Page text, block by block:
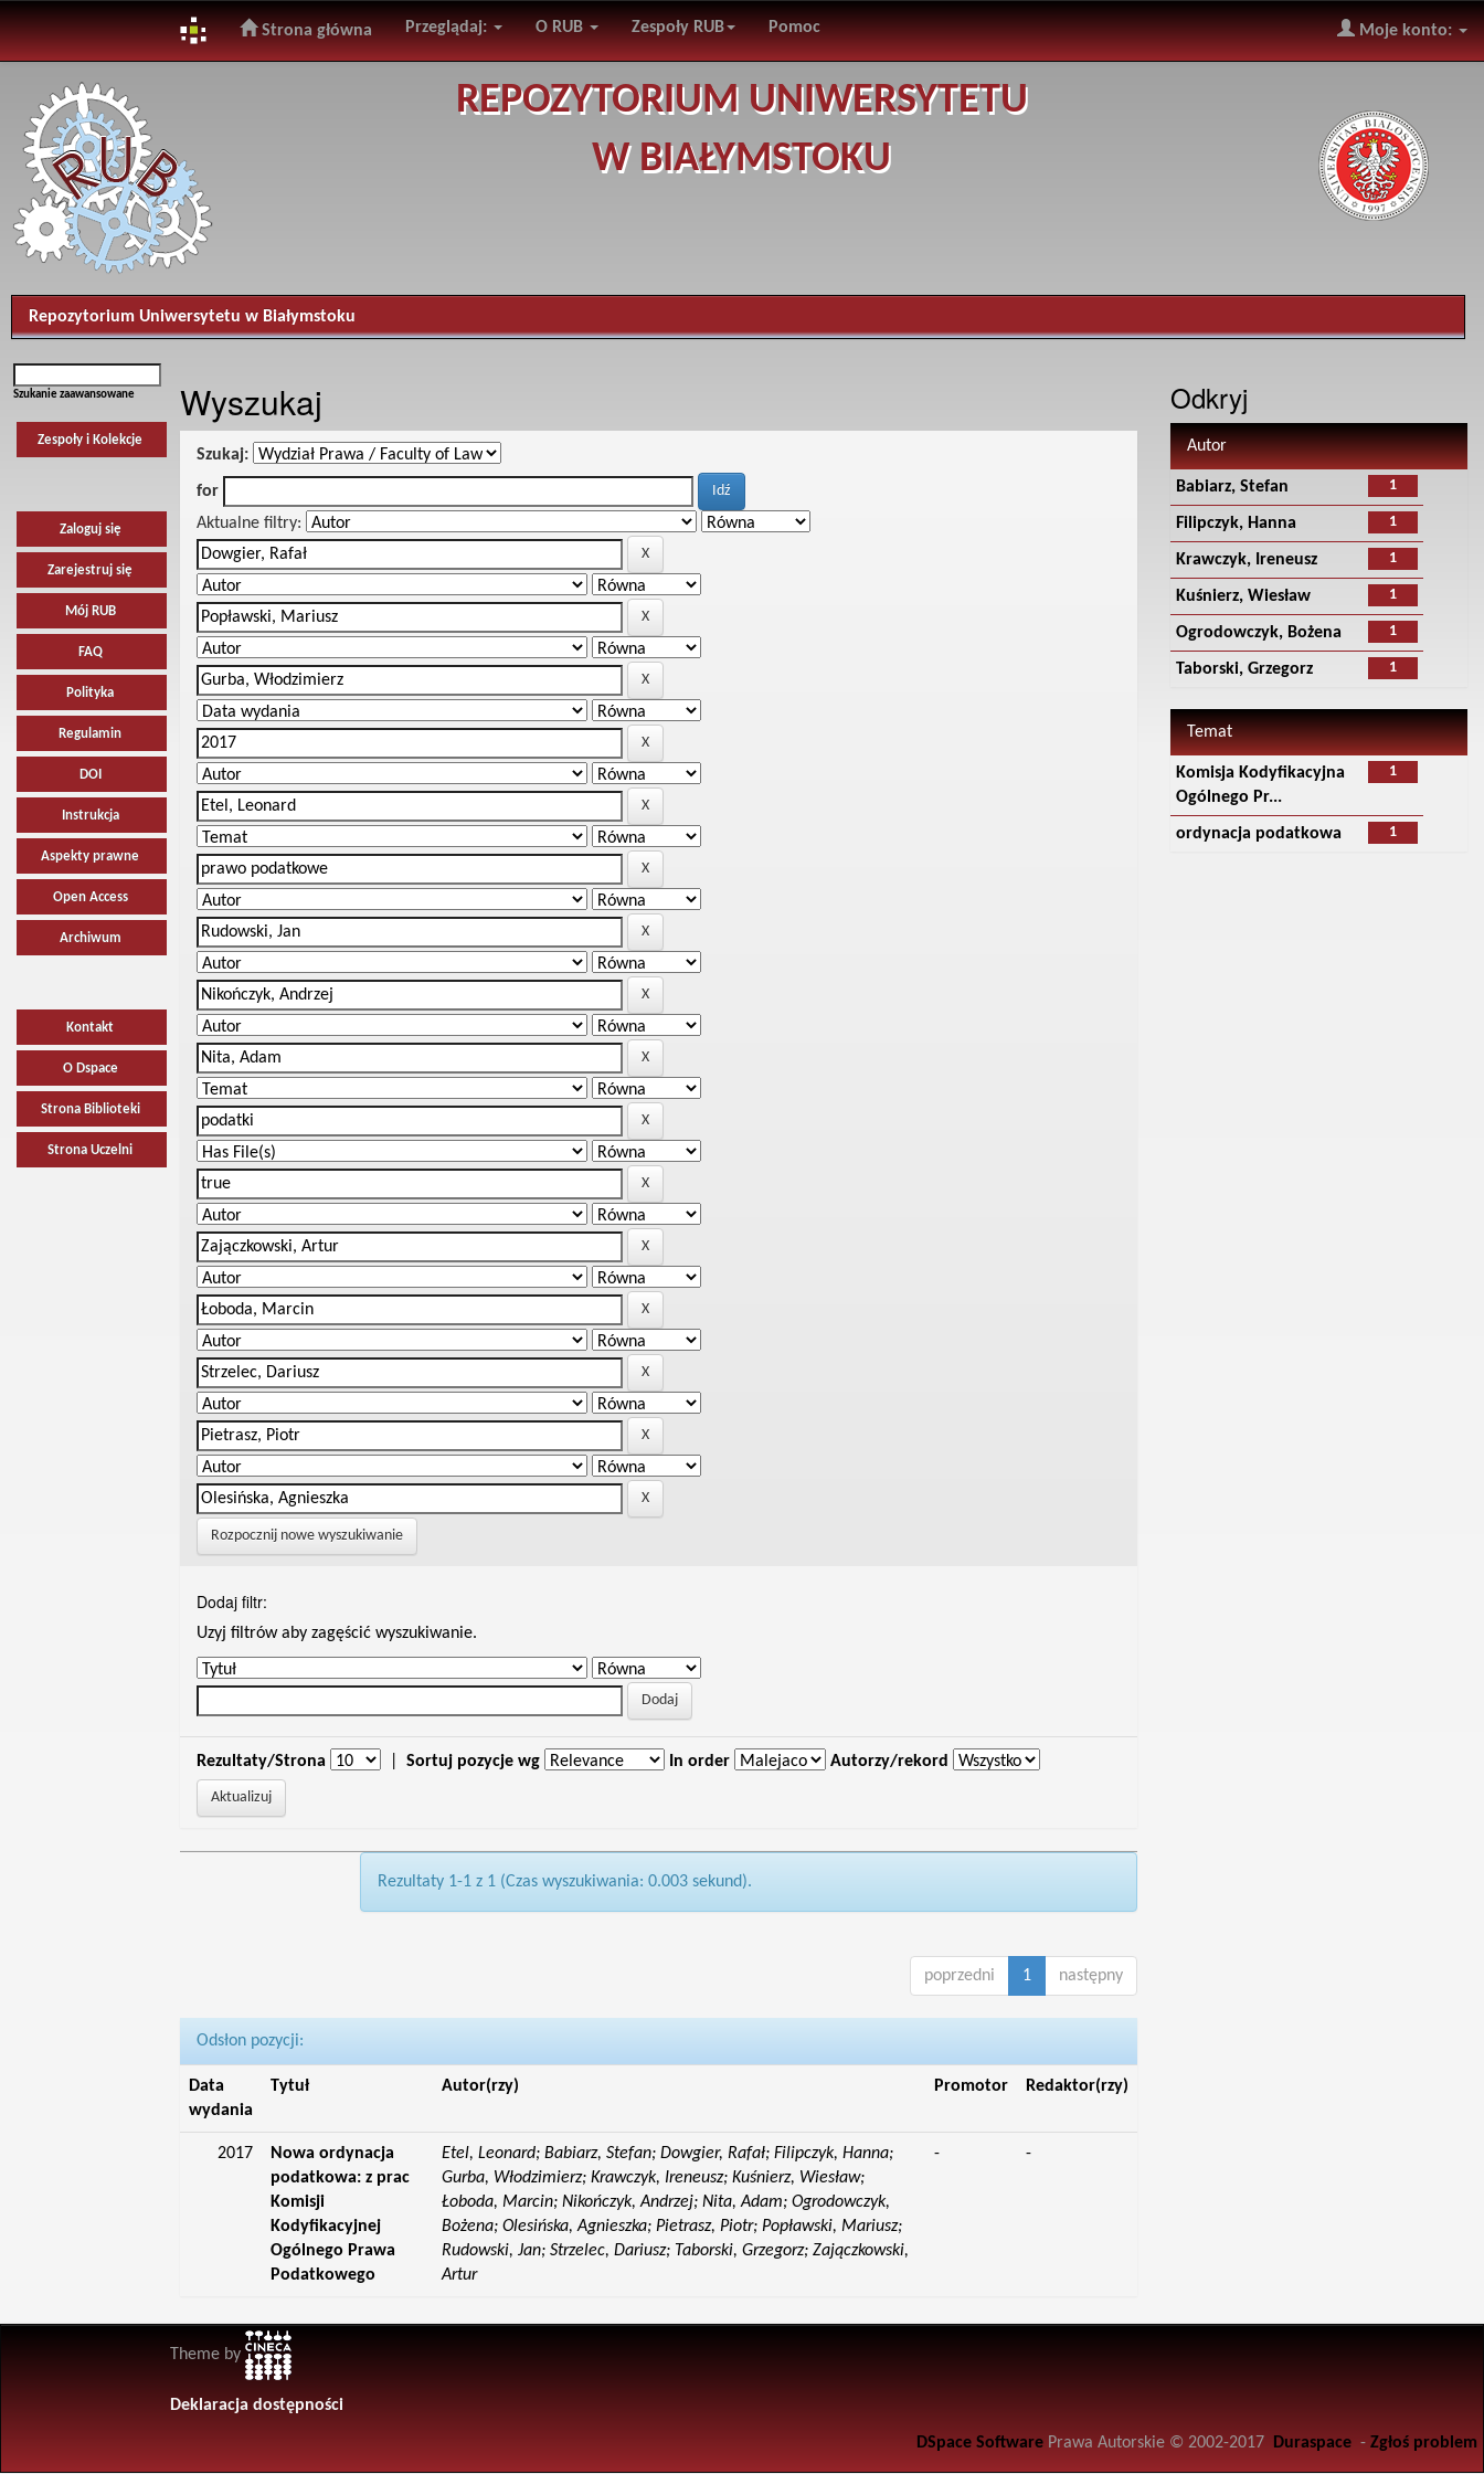
navigation
Strona główna Przeglądaj: O RUB Zespoły RUB Pomoc Moje konto:
REPOZYTORIUM UNIWERSYTETU
W BIAŁYMSTOKU
Repozytorium Uniwersytetu w Białymstoku
Szukanie zaawansowane
Zespoły i Kolekcje
Zaloguj się
Zarejestruj się
Mój RUB
FAQ
Polityka
Regulamin
DOI
Instrukcja
Aspekty prawne
Open Access
Archiwum
Kontakt
O Dspace
Strona Biblioteki
Strona Uczelni
Wyszukaj
Szukaj:
for
Aktualne filtry:
Rozpocznij nowe wyszukiwanie
Dodaj filtr:
Uzyj filtrów aby zagęścić wyszukiwanie.
Rezultaty/Strona Sortuj pozycje wg In order Autorzy/rekord
Rezultaty 1-1 z 1 (Czas wyszukiwania: 0.003 sekund).
poprzedni 1 następny
Odsłon pozycji:
Data
wydania
Tytuł Autor(rzy) Promotor Redaktor(rzy)
2017
Nowa ordynacja
podatkowa: z prac
Komisji
Kodyfikacyjnej
Ogólnego Prawa
Podatkowego
Etel, Leonard; Babiarz, Stefan; Dowgier, Rafał; Filipczyk, Hanna;
Gurba, Włodzimierz; Krawczyk, Ireneusz; Kuśnierz, Wiesław;
Łoboda, Marcin; Nikończyk, Andrzej; Nita, Adam; Ogrodowczyk,
Bożena; Olesińska, Agnieszka; Pietrasz, Piotr; Popławski, Mariusz;
Rudowski, Jan; Strzelec, Dariusz; Taborski, Grzegorz; Zajączkowski,
Artur
- -
Odkryj
Autor
1
Babiarz, Stefan
1
Filipczyk, Hanna
1
Krawczyk, Ireneusz
1
Kuśnierz, Wiesław
1
Ogrodowczyk, Bożena
1
Taborski, Grzegorz
Temat
1
Komisja Kodyfikacyjna
Ogólnego Pr...
1
ordynacja podatkowa
Theme by
Deklaracja dostępności
DSpace Software Prawa Autorskie © 2002-2017 Duraspace - Zgłoś problem